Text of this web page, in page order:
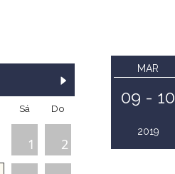
Sá Do
1 2
MAR
09 - 10
2019